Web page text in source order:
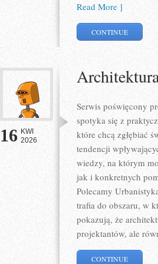
Read More ]
CONTINUE
16 KWI
2026
Serwis poświęcony
spotyka się z
które chcą zgłębiać
tendencji
wiedzy, na którym
jak i konkretnych
Polecamy
trafia do obszaru, w
pokazują, że
projektantów, ale
CONTINUE